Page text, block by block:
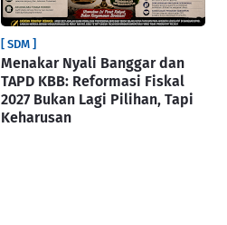
[ SDM ]
Menakar Nyali Banggar dan
TAPD KBB: Reformasi Fiskal
2027 Bukan Lagi Pilihan, Tapi
Keharusan